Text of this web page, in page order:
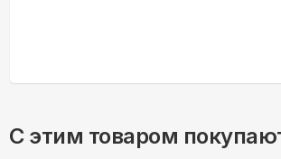
С этим товаром